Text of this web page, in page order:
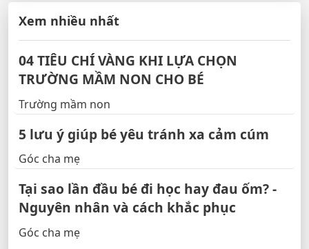
Xem nhiều nhất
04 TIÊU CHÍ VÀNG KHI LỰA CHỌN
TRƯỜNG MẦM NON CHO BÉ
Trường mầm non
5 lưu ý giúp bé yêu tránh xa cảm cúm
Góc cha mẹ
Tại sao lần đầu bé đi học hay đau ốm? -
Nguyên nhân và cách khắc phục
Góc cha mẹ